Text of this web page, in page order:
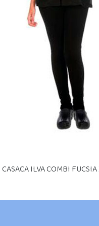
ILVA COMBI